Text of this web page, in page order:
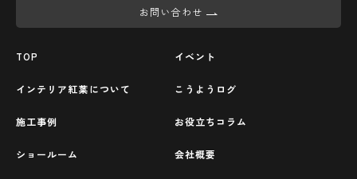
お問い合わせ
TOP
インテリア紅葉について
施工事例
ショールーム
イベント
こうようログ
お役立ちコラム
会社概要